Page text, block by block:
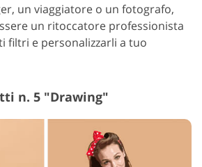
un viaggiatore o un fotografo,
un ritoccatore professionista
filtri e personalizzarli a tuo
n. 5 "Drawing"